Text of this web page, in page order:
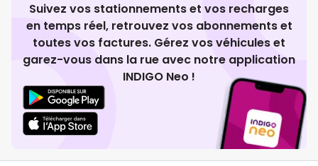
Suivez vos stationnements et vos recharges
en temps réel, retrouvez vos abonnements et
toutes vos factures. Gérez vos véhicules et
garez-vous dans la rue avec notre application
INDIGO Neo !